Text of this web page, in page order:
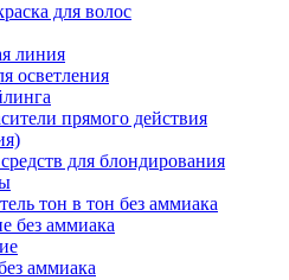
для волос
линия
осветления
прямого действия
для блондирования
тон в тон без аммиака
без аммиака
аммиака